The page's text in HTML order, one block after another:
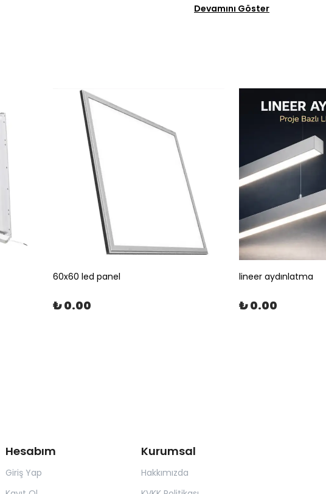
Devamını Göster
60x60 led panel
₺ 0.00
lineer aydınlatma
₺ 0.00
Hesabım
Giriş Yap
Kurumsal
Hakkımızda